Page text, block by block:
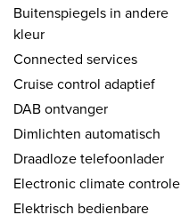
Buitenspiegels in andere
kleur
Connected services
Cruise control adaptief
DAB ontvanger
Dimlichten automatisch
Draadloze telefoonlader
Electronic climate controle
Elektrisch bedienbare